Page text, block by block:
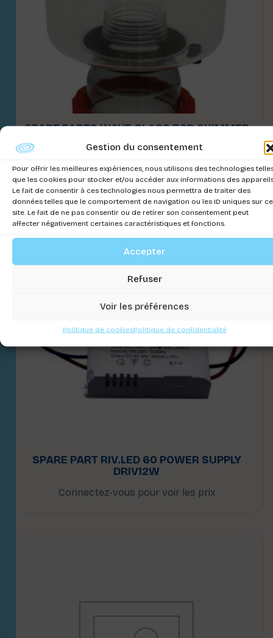
Gestion du consentement
Pour offrir les meilleures expériences, nous utilisons des technologies
que les cookies pour stocker et/ou accéder aux informations des
Le fait de consentir à ces technologies nous permettra de traiter des
données telles que le comportement de navigation ou les ID uniques sur ce
site. Le fait de ne pas consentir ou de retirer son consentement peut
affecter négativement certaines caractéristiques et fonctions.
Accepter
Refuser
Voir les préférences
Politique de cookiesPolitique de confidentialité
SPARE PARTS WAVE GLASS FOR SKIMMER
SPARE PART RIV.LED 60 POWER SUPPLY
DRIV12W
Connectez-vous pour voir les prix